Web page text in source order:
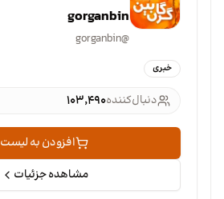
gorganbin
@
gorganbin
خبری
دنبال‌کننده۱۰۳٬۴۹۰
افزودن به لیست
مشاهده جزئیات